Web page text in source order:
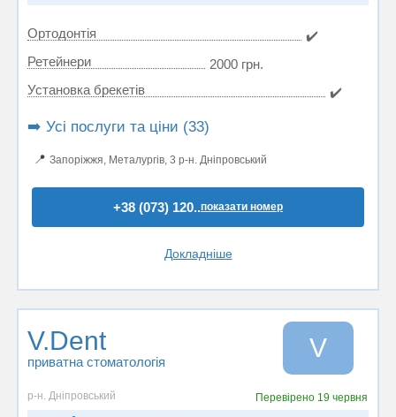
Ортодонтія
✔️
Ретейнери
2000 грн.
Установка брекетів
✔️
➡️ Усі послуги та ціни (33)
📍 Запоріжжя, Металургів, 3 р-н. Дніпровський
+38 (073) 120..показати номер
Докладніше
V.Dent
приватна стоматологія V
р-н. Дніпровський Перевірено 19 червня